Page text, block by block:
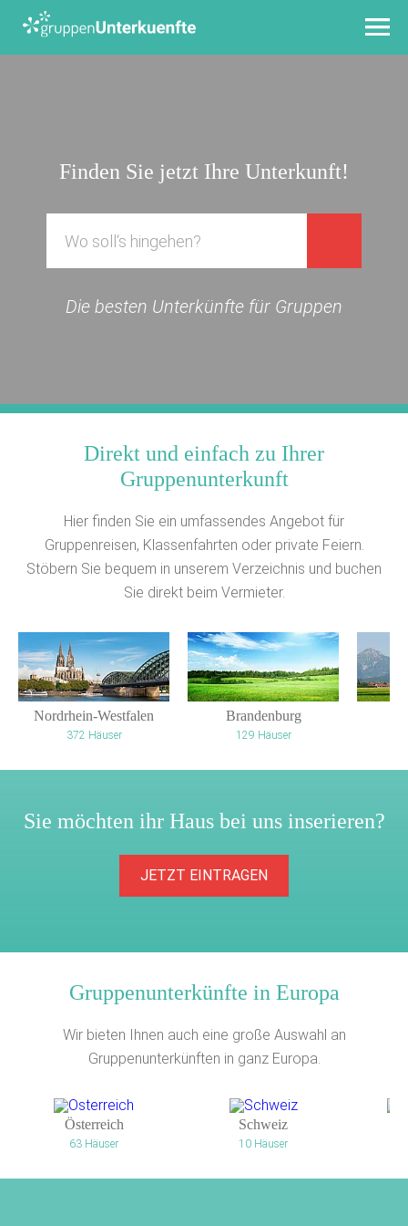
Finden Sie jetzt Ihre Unterkunft!
Die besten Unterkünfte für Gruppen
Direkt und einfach zu Ihrer
Gruppenunterkunft
Hier finden Sie ein umfassendes Angebot für
Gruppenreisen, Klassenfahrten oder private Feiern.
Stöbern Sie bequem in unserem Verzeichnis und buchen
Sie direkt beim Vermieter.
Nordrhein-Westfalen
372 Häuser
Brandenburg
129 Häuser
Sie möchten ihr Haus bei uns inserieren?
JETZT EINTRAGEN
Gruppenunterkünfte in Europa
Wir bieten Ihnen auch eine große Auswahl an
Gruppenunterkünften in ganz Europa.
Österreich
63 Häuser
Schweiz
10 Häuser